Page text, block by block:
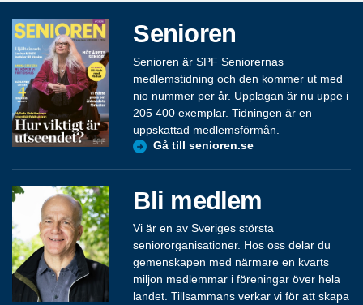
Senioren
Senioren är SPF Seniorernas
medlemstidning och den kommer ut med
nio nummer per år. Upplagan är nu uppe i
205 400 exemplar. Tidningen är en
uppskattad medlemsförmån.
Gå till senioren.se
Bli medlem
Vi är en av Sveriges största
seniororganisationer. Hos oss delar du
gemenskapen med närmare en kvarts
miljon medlemmar i föreningar över hela
landet. Tillsammans verkar vi för att skapa